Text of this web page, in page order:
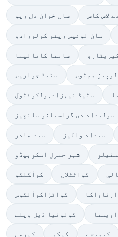
سان خوان دل ریو لاس کاس
سان لوئیس ریئو کولورادو
سانتا کاتالینا
سٹیڈ جواریس میٹوس
سٹیڈ نیہزادہولکوئٹول
سولیداد دی گراسیانو سانچیز
سید مادر سیداد والیز
شہر جنرل اسکوبیڈو
کوآکلکو کواٹٹلان
کواٹزاکوآلکوس
کولونیا ڈیل ویلے
کیرمن کیکو کیمپچے